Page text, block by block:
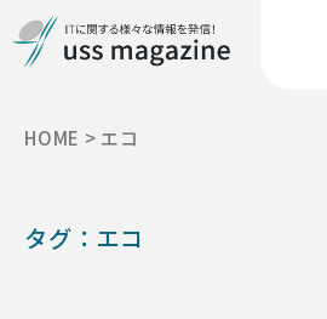
HOME > エコ
タグ：エコ